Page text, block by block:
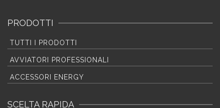
PRODOTTI
TUTTI I PRODOTTI
AVVIATORI PROFESSIONALI
ACCESSORI ENERGY
SCELTA RAPIDA